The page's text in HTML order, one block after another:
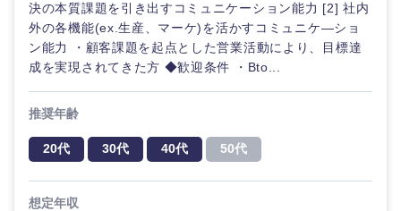
決の本質課題を引き出すコミュニケーション能力 [2] 社内
外の各機能(ex.生産、マーケ)を活かすコミュニケ―ショ
ン能力 ・顧客課題を起点とした営業活動により、目標達
成を実現されてきた方 ◆歓迎条件 ・Bto...
推奨年齢
20代 30代 40代 50代
想定年収